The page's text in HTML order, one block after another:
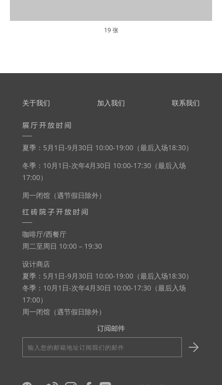
19 张
关于我们 加入我们 联系我们
展厅开放时间
夏季：5月1日-9月30日 10:00-19:00（最后入场18:30）
冬季：10月1日-次年4月30日 10:00-17:30（最后入场
17:00）
周一闭馆（遇节假日除外）
红砖院子开放时间
咖啡厅/西餐厅
周二至周日 10:00 – 19:30
设计商店
夏季：5月1日-9月30日 10:00-19:00（最后入场18:30）
冬季：10月1日-次年4月30日 10:00-17:30（最后入场
17:00）
周一闭馆（遇节假日除外）
订阅邮件
输
入